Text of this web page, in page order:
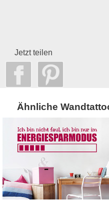
Jetzt teilen
Ähnliche